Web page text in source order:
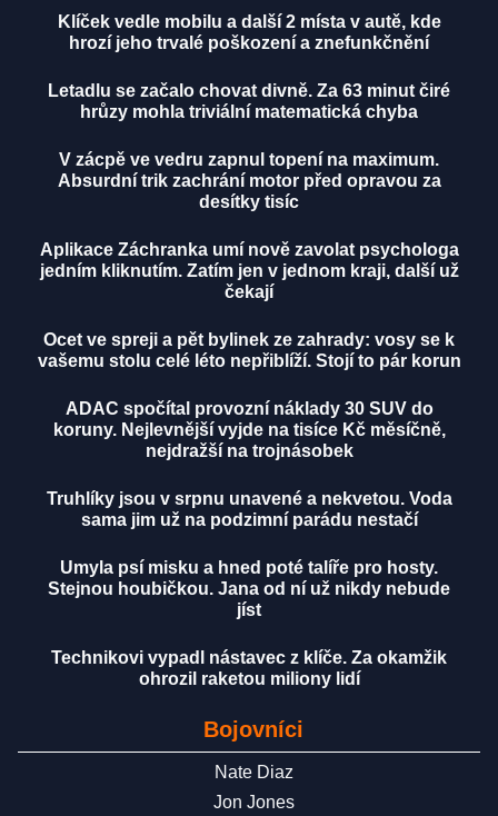
Klíček vedle mobilu a další 2 místa v autě, kde
hrozí jeho trvalé poškození a znefunkčnění
Letadlu se začalo chovat divně. Za 63 minut čiré
hrůzy mohla triviální matematická chyba
V zácpě ve vedru zapnul topení na maximum.
Absurdní trik zachrání motor před opravou za
desítky tisíc
Aplikace Záchranka umí nově zavolat psychologa
jedním kliknutím. Zatím jen v jednom kraji, další už
čekají
Ocet ve spreji a pět bylinek ze zahrady: vosy se k
vašemu stolu celé léto nepřiblíží. Stojí to pár korun
ADAC spočítal provozní náklady 30 SUV do
koruny. Nejlevnější vyjde na tisíce Kč měsíčně,
nejdražší na trojnásobek
Truhlíky jsou v srpnu unavené a nekvetou. Voda
sama jim už na podzimní parádu nestačí
Umyla psí misku a hned poté talíře pro hosty.
Stejnou houbičkou. Jana od ní už nikdy nebude
jíst
Technikovi vypadl nástavec z klíče. Za okamžik
ohrozil raketou miliony lidí
Bojovníci
Nate Diaz
Jon Jones